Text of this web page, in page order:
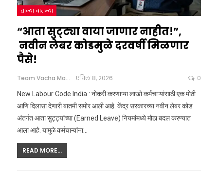
ताज्या बातम्या
“आता सुट्ट्या वाया जाणार नाहीत!”,
नवीन लेबर कोडमुळे दरवर्षी मिळणार
पैसे!
Team Vacha Marathi एप्रिल 8, 2026 0
New Labour Code India : नोकरी करणाऱ्या लाखो कर्मचाऱ्यांसाठी एक मोठी
आणि दिलासा देणारी बातमी समोर आली आहे. केंद्र सरकारच्या नवीन लेबर कोड
अंतर्गत आता सुट्ट्यांच्या (Earned Leave) नियमांमध्ये मोठा बदल करण्यात
आला आहे. यामुळे कर्मचाऱ्यांना…
READ MORE...